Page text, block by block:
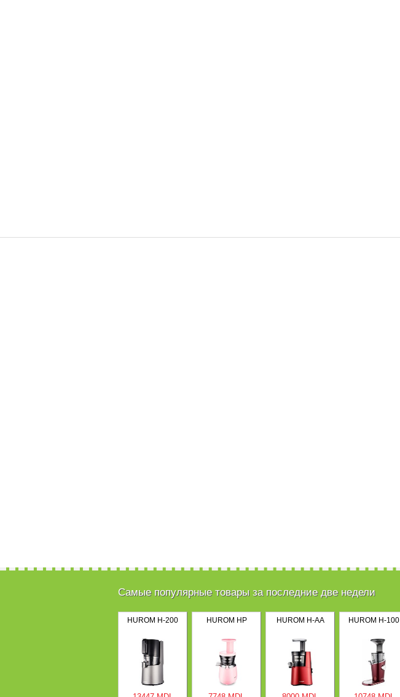
Самые популярные товары за последние две недели
HUROM H-200 HUROM HP HUROM H-AA HUROM H-100